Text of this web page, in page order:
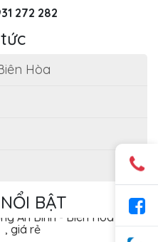
272 282
Hòa
BẬT
cửa cuốn tại nhà phường
Cuốn Phường Tân Hiệp,
- Giá Rẻ Tiết Kiệm
An Bình - Biên Hòa uy tín
, giá rẻ